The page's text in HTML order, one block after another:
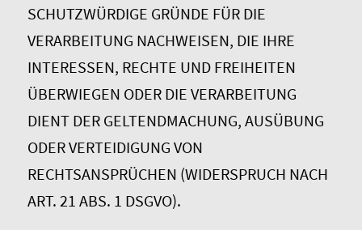
SCHUTZWÜRDIGE GRÜNDE FÜR DIE
VERARBEITUNG NACHWEISEN, DIE IHRE
INTERESSEN, RECHTE UND FREIHEITEN
ÜBERWIEGEN ODER DIE VERARBEITUNG
DIENT DER GELTENDMACHUNG, AUSÜBUNG
ODER VERTEIDIGUNG VON
RECHTSANSPRÜCHEN (WIDERSPRUCH NACH
ART. 21 ABS. 1 DSGVO).